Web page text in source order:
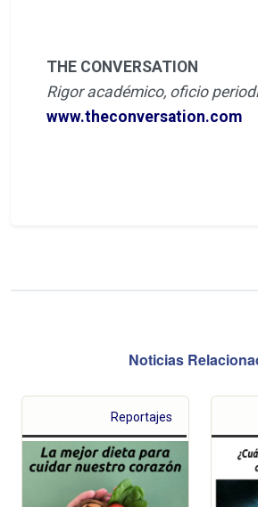
THE CONVERSATION
Rigor académico, oficio
www.theconversation.com
Noticias
Reportajes